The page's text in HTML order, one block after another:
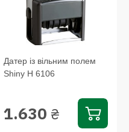
Датер із вільним полем
Shiny Н 6106
1.630 ₴